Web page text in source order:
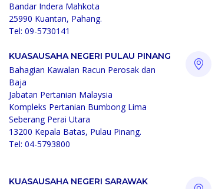
Bandar Indera Mahkota
25990 Kuantan, Pahang.
Tel: 09-5730141
KUASAUSAHA NEGERI PULAU PINANG
Bahagian Kawalan Racun Perosak dan
Baja
Jabatan Pertanian Malaysia
Kompleks Pertanian Bumbong Lima
Seberang Perai Utara
13200 Kepala Batas, Pulau Pinang.
Tel: 04-5793800
KUASAUSAHA NEGERI SARAWAK